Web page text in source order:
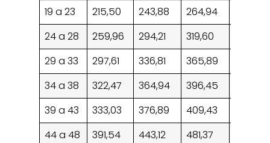
19 a 23
215,50 243,88 264,94
24 a 28
259,96 294,21 319,60
29 a 33
297,61 336,81 365,89
34 a 38
322,47 364,94 396,45
39 a 43
333,03 376,89 409,43
44 a 48
391,54 443,12 481,37